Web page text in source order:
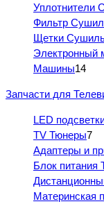
Уплотнители
Фильтр
Щетки
Электронный
Машины14
Запчасти для
LED
TV Тюнеры7
Адаптеры и
Блок питания
Материнская